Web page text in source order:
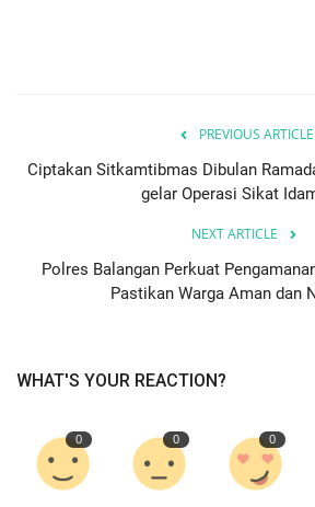
PREVIOUS ARTICLE
Ciptakan Sitkamtibmas Dibulan
gelar Operasi Sikat
NEXT ARTICLE
Polres Balangan Perkuat
Pastikan Warga Aman dan
WHAT'S YOUR REACTION?
0 0 0